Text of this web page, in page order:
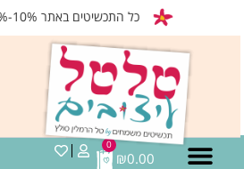
כל התכשיטים באתר 10%-50%
₪0.00
0